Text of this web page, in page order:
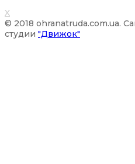
X
© 2018 ohranatruda.com.ua.
студии "Движок"